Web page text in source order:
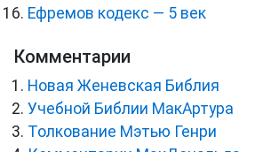
Ефремов кодекс — 5 век
Комментарии
Новая Женевская Библия
Учебной Библии МакАртура
Толкование Мэтью Генри